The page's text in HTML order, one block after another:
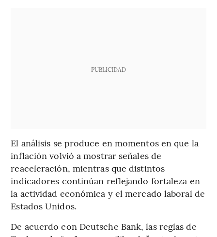
PUBLICIDAD
El análisis se produce en momentos en que la
inflación volvió a mostrar señales de
reaceleración, mientras que distintos
indicadores continúan reflejando fortaleza en
la actividad económica y el mercado laboral de
Estados Unidos.
De acuerdo con Deutsche Bank, las reglas de